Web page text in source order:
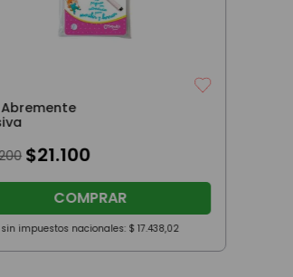
$21.100
COMPRAR
sin impuestos nacionales: $ 17.438,02